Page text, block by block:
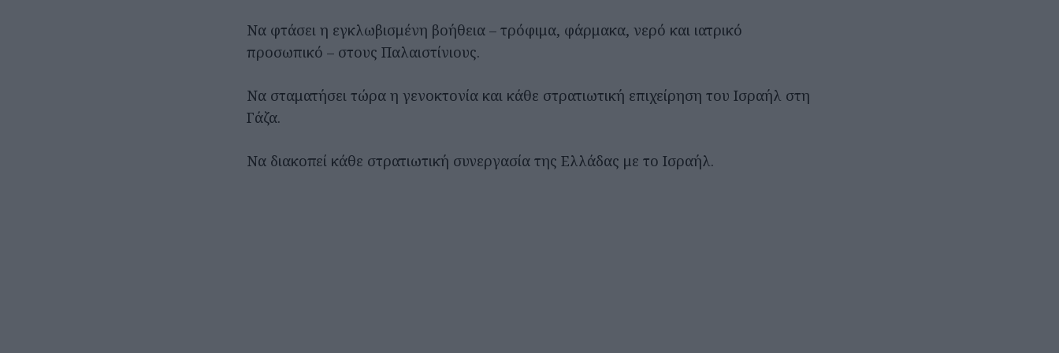
Να φτάσει η εγκλωβισμένη βοήθεια – τρόφιμα, φάρμακα, νερό και ιατρικό
προσωπικό – στους Παλαιστίνιους.
Να σταματήσει τώρα η γενοκτονία και κάθε στρατιωτική επιχείρηση του Ισραήλ στη
Γάζα.
Να διακοπεί κάθε στρατιωτική συνεργασία της Ελλάδας με το Ισραήλ.